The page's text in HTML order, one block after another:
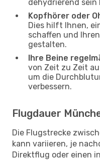
dehydrierend sein
Kopfhörer oder
Dies hilft Ihnen,
schaffen und
gestalten.
Ihre Beine
von Zeit zu Zeit
um die
verbessern.
Flugdauer
Die Flugstrecke
kann variieren, je
Direktflug oder einen